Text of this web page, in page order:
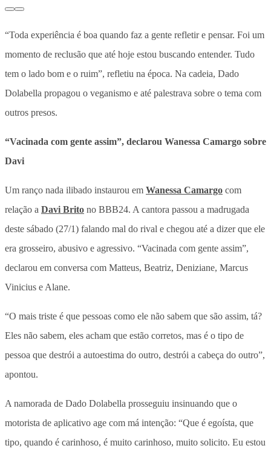
“Toda experiência é boa quando faz a gente refletir e pensar. Foi um
momento de reclusão que até hoje estou buscando entender. Tudo
tem o lado bom e o ruim”, refletiu na época. Na cadeia, Dado
Dolabella propagou o veganismo e até palestrava sobre o tema com
outros presos.
“Vacinada com gente assim”, declarou Wanessa Camargo sobre
Davi
Um ranço nada ilibado instaurou em Wanessa Camargo com
relação a Davi Brito no BBB24. A cantora passou a madrugada
deste sábado (27/1) falando mal do rival e chegou até a dizer que ele
era grosseiro, abusivo e agressivo. “Vacinada com gente assim”,
declarou em conversa com Matteus, Beatriz, Deniziane, Marcus
Vinicius e Alane.
“O mais triste é que pessoas como ele não sabem que são assim, tá?
Eles não sabem, eles acham que estão corretos, mas é o tipo de
pessoa que destrói a autoestima do outro, destrói a cabeça do outro”,
apontou.
A namorada de Dado Dolabella prosseguiu insinuando que o
motorista de aplicativo age com má intenção: “Que é egoísta, que
tipo, quando é carinhoso, é muito carinhoso, muito solicito. Eu estou